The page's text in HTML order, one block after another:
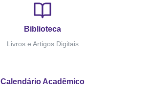
Biblioteca
Livros e Artigos Digitais
Calendário Acadêmico